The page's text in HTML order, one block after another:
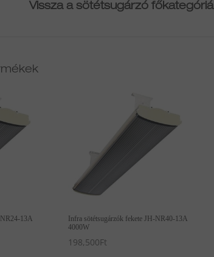
Vissza a sötétsugárzó
13A
Infra sötétsugárzók fekete JH-NR40-13A
4000W
198,500Ft